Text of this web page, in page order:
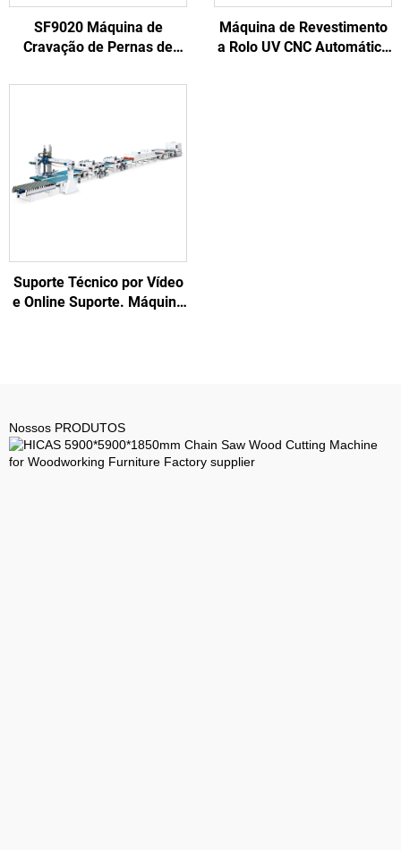
SF9020 Máquina de
Cravação de Pernas de
Fabricação de Pallets
Máquina de Revestimento
a Rolo UV CNC Automática
Suporte Técnico por Vídeo
e Online Suporte. Máquina
Nossos PRODUTOS